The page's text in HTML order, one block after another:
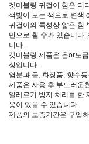
겟미블링 귀걸이 침은 티
색빛이 도는 색으로 변색
귀걸이의 특성상 얇은 침
만으로 휠 수가 있습니다
니다.
겟미블링 제품은 은or도
상입니다.
염분과 물, 화장품, 향수
제품은 사용 후 부드러운
알레르기 방지 처리를 한
응이 있을 수 있습니다.
제품의 보증기간은 구입